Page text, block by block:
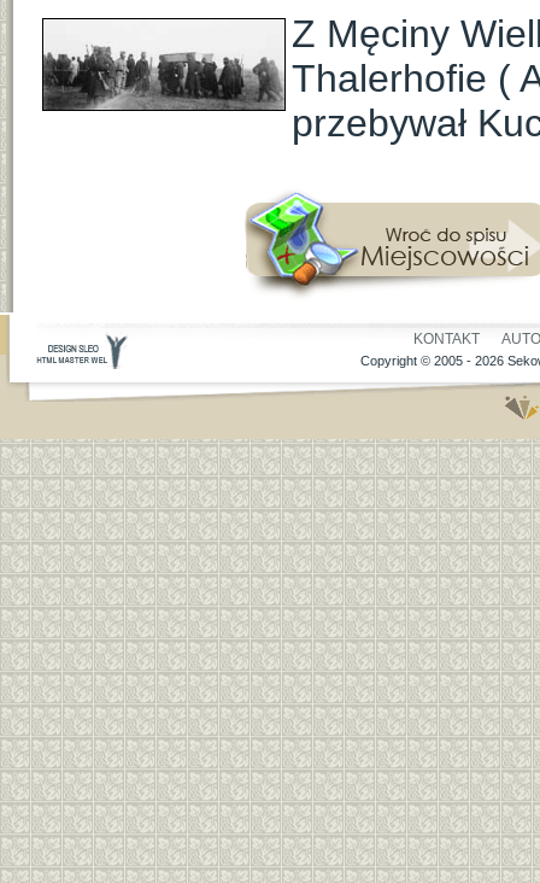
Z Męciny
Thalerhofie (
przebywał
KONTAKT
Copyright © 2005 - 2026